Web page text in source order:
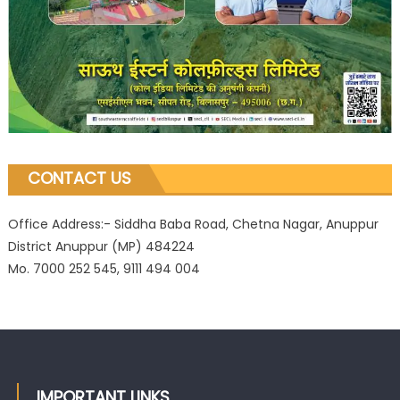
CONTACT US
Office Address:- Siddha Baba Road, Chetna Nagar, Anuppur
District Anuppur (MP) 484224
Mo. 7000 252 545, 9111 494 004